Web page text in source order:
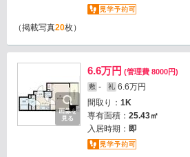
（掲載写真20枚）
画像を
見る
6.6万円 (管理費 8000円)
敷 - 礼 6.6万円
間取り： 1K
専有面積： 25.43㎡
入居時期： 即